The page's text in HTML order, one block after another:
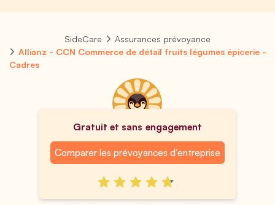
SideCare
Assurances prévoyance
Allianz - CCN Commerce de détail fruits légumes épicerie -
Cadres
Gratuit et sans engagement
Comparer les prévoyances d'entreprise